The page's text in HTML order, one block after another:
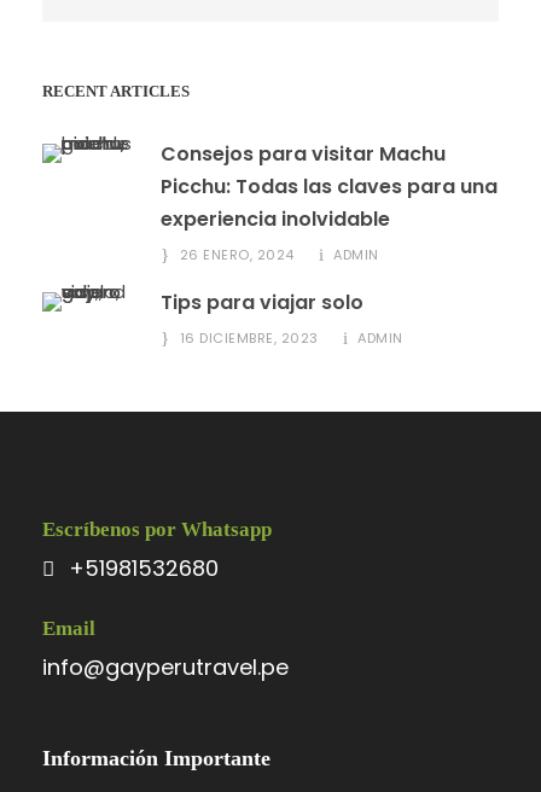
RECENT ARTICLES
Consejos para visitar Machu
Picchu: Todas las claves para una
experiencia inolvidable
26 ENERO, 2024 ADMIN
Tips para viajar solo
16 DICIEMBRE, 2023 ADMIN
Escríbenos por Whatsapp
+51981532680
Email
info@gayperutravel.pe
Información Importante